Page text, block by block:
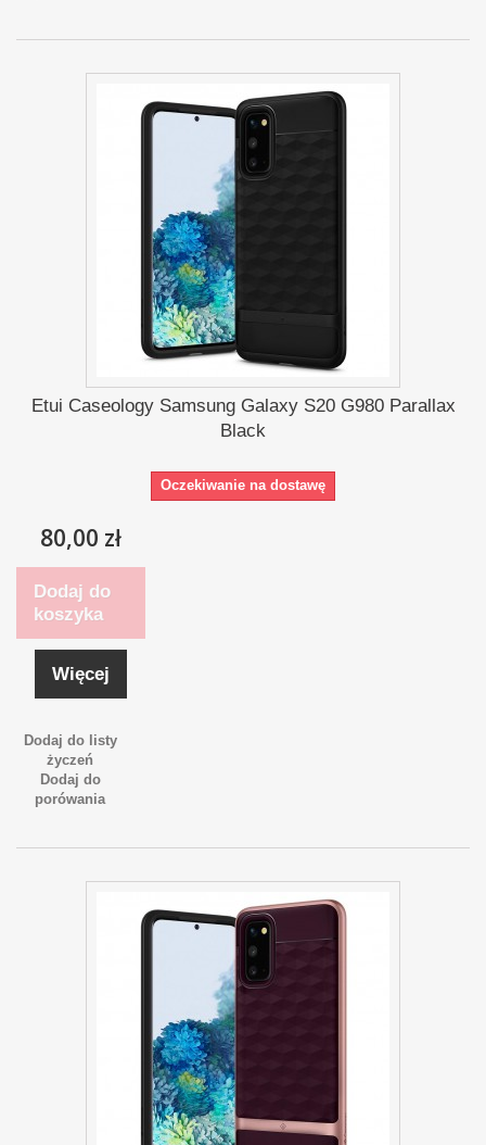
Etui Caseology Samsung Galaxy S20 G980 Parallax
Black
Oczekiwanie na dostawę
80,00 zł
Dodaj do
koszyka
Więcej
Dodaj do listy
życzeń
Dodaj do
porówania